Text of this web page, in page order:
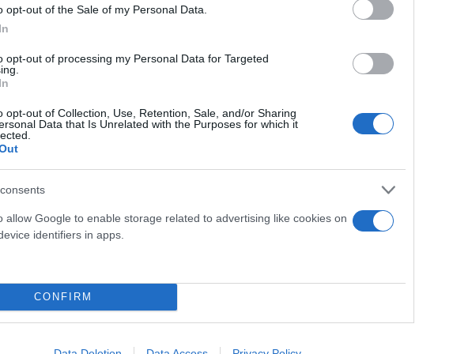
opt-out of the Sale of my Personal Data.
opt-out of processing my Personal Data for Targeted
opt-out of Collection, Use, Retention, Sale, and/or Sharing
Data that Is Unrelated with the Purposes for which it
allow Google to enable storage related to advertising like cookies on
identifiers in apps.
CONFIRM
προβλέπεται να φθάσει στα ηπειρωτικά τους 39 με
στα νησιά τους 36 με 37 βαθμούς Κελσίου.
και τη βόρεια χώρα θα υποχωρήσει κατά 2 με 3 βαθμούς,
βαθμούς Κελσίου. Επισημαίνεται πως από τις
με καταιγίδες που πιθανόν κατά τόπους θα είναι ισχυρές